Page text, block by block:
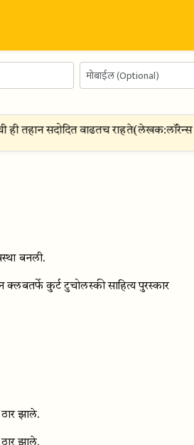
तहान सदोदित वाढतच राहते(लेखक:लॉरेन्स स्टंन
बनली.
क्लबतर्फे कुर्ट टुचोलस्की साहित्य पुरस्कार
झाले.